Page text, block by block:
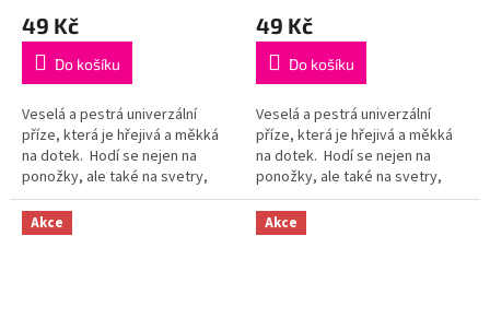
49 Kč
Do košíku
Veselá a pestrá univerzální
příze, která je hřejivá a měkká
na dotek. Hodí se nejen na
ponožky, ale také na svetry,
kardigany či čepice! Složení:
75% vlna, 25% polyamid...
49 Kč
Do košíku
Veselá a pestrá univerzální
příze, která je hřejivá a měkká
na dotek. Hodí se nejen na
ponožky, ale také na svetry,
kardigany či čepice! Složení:
75% vlna, 25% polyamid...
Akce Akce